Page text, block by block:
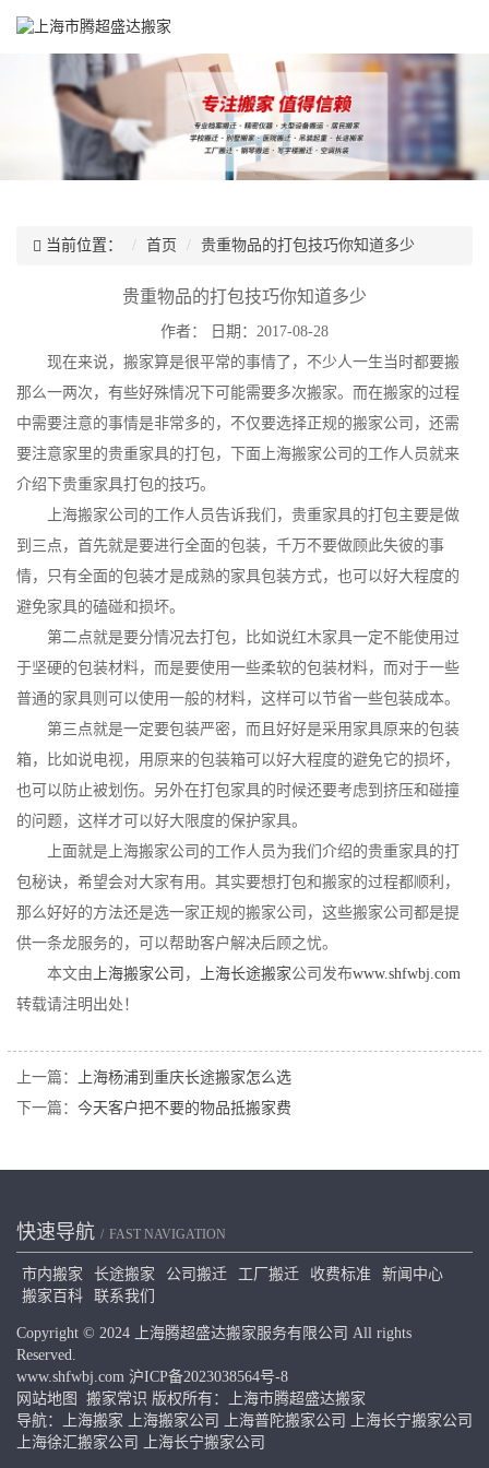
当前位置： 首页 贵重物品的打包技巧你知道多少
贵重物品的打包技巧你知道多少
作者：
日期：2017-08-28
现在来说，搬家算是很平常的事情了，不少人一生当时都要搬
那么一两次，有些好殊情况下可能需要多次搬家。而在搬家的过程
中需要注意的事情是非常多的，不仅要选择正规的搬家公司，还需
要注意家里的贵重家具的打包，下面上海搬家公司的工作人员就来
介绍下贵重家具打包的技巧。
上海搬家公司的工作人员告诉我们，贵重家具的打包主要是做
到三点，首先就是要进行全面的包装，千万不要做顾此失彼的事
情，只有全面的包装才是成熟的家具包装方式，也可以好大程度的
避免家具的磕碰和损坏。
第二点就是要分情况去打包，比如说红木家具一定不能使用过
于坚硬的包装材料，而是要使用一些柔软的包装材料，而对于一些
普通的家具则可以使用一般的材料，这样可以节省一些包装成本。
第三点就是一定要包装严密，而且好好是采用家具原来的包装
箱，比如说电视，用原来的包装箱可以好大程度的避免它的损坏，
也可以防止被划伤。另外在打包家具的时候还要考虑到挤压和碰撞
的问题，这样才可以好大限度的保护家具。
上面就是上海搬家公司的工作人员为我们介绍的贵重家具的打
包秘诀，希望会对大家有用。其实要想打包和搬家的过程都顺利，
那么好好的方法还是选一家正规的搬家公司，这些搬家公司都是提
供一条龙服务的，可以帮助客户解决后顾之忧。
本文由 上海搬家公司 ， 上海长途搬家公司发布www.shfwbj.com
转载请注明出处！
上一篇：
上海杨浦到重庆长途搬家怎么选
下一篇： 今天客户把不要的物品抵搬家费
快速导航 FAST NAVIGATION
市内搬家 长途搬家 公司搬迁 工厂搬迁 收费标准
新闻中心
搬家百科
联系我们
Copyright © 2024 上海腾超盛达搬家服务有限公司 All rights
Reserved.
www.shfwbj.com 沪ICP备2023038564号-8
网站地图
搬家常识 版权所有：上海市腾超盛达搬家
导航：
上海搬家 上海搬家公司 上海普陀搬家公司
上海长宁搬家公司
上海徐汇搬家公司
上海长宁搬家公司